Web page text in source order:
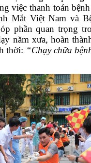
việc thanh toán
Mắt Việt Nam và
phần quan trọng
năm xưa, hoàn
thời: “Chạy chữa